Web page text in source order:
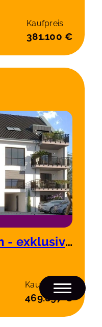
Kaufpreis
381.100 €
City Lofts Willich - exklusive 3 Zimmerwohnung 1 OG links, 94.30 m²
Kaufpreis
469.897 €